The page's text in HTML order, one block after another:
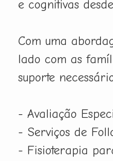
e cognitivas
Com uma
lado com as
suporte
- Avaliação
- Serviços de
- Fisioterapia